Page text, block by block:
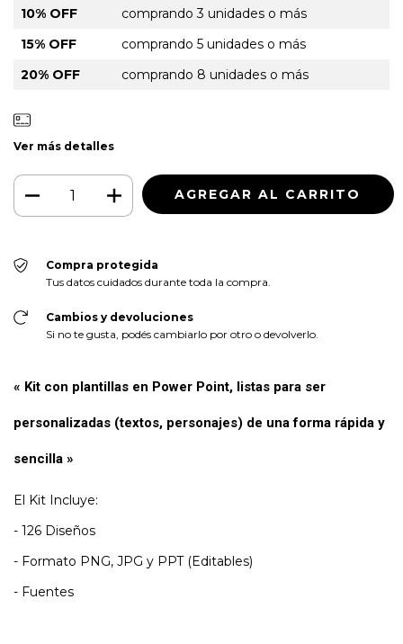
10% OFF
comprando 3 unidades o más
15% OFF
comprando 5 unidades o más
20% OFF
comprando 8 unidades o más
Ver más detalles
Compra protegida
Tus datos cuidados durante toda la compra.
Cambios y devoluciones
Si no te gusta, podés cambiarlo por otro o devolverlo.
« Kit con plantillas en Power Point, listas para ser
personalizadas (textos, personajes) de una forma rápida y
sencilla »
El Kit Incluye:
- 126 Diseños
- Formato PNG, JPG y PPT (Editables)
- Fuentes